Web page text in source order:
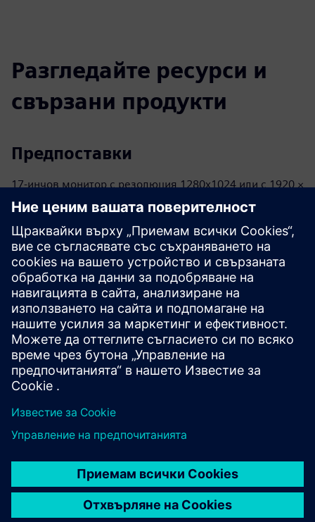
Разгледайте ресурси и
свързани продукти
Предпоставки
17-инчов монитор с резолюция 1280x1024 или с 1920 ×
1080 Full HD резолюция
INTEL® Core™ i3 (или еквивалентен) 32- или 64-битов
или INTEL® Core™ i7 процесор
40 GB налични на твърдия диск или на SSD
Или 2 GB или 8 GB (или по-високи)
Съвместим с OpenGL®, NVIDIA® GeForce® GTX или
серия AMD Radeon™ RX
Microsoft® Windows® 10 (ограничена поддръжка за
Windows 7 SP1 и Windows 8)
За управление на лицензи, базирано на облак, е
необходима интернет връзка